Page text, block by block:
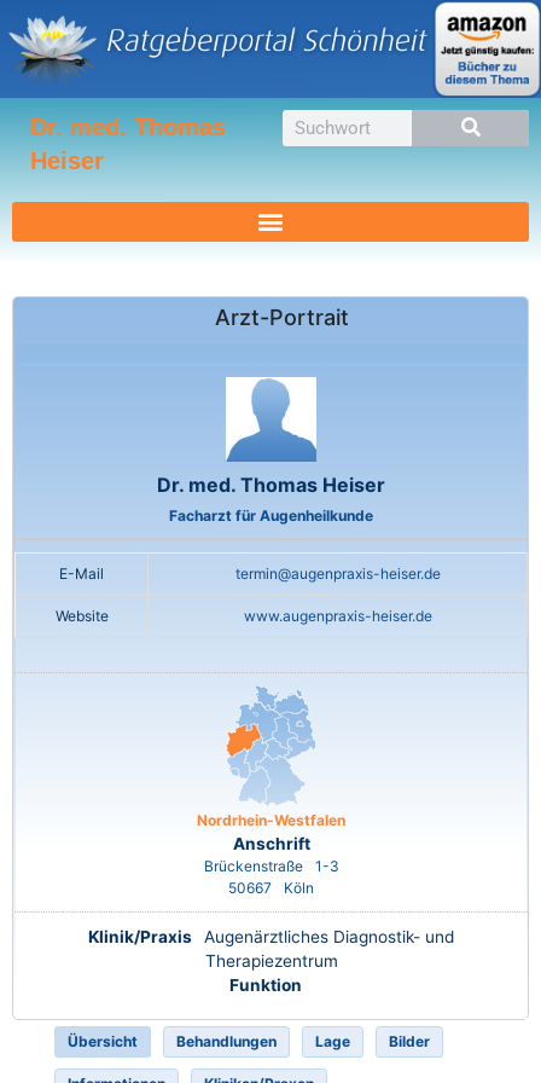
Inhalt
springen
Dr. med. Thomas
Heiser
Suche
Arzt-Portrait
Dr. med. Thomas Heiser
Facharzt für Augenheilkunde
E-Mail termin@augenpraxis-heiser.de
Website www.augenpraxis-heiser.de
Nordrhein-Westfalen
Anschrift
Brückenstraße
1-3
50667
Köln
Klinik/Praxis
Augenärztliches Diagnostik- und
Therapiezentrum
Funktion
Übersicht Behandlungen Lage Bilder